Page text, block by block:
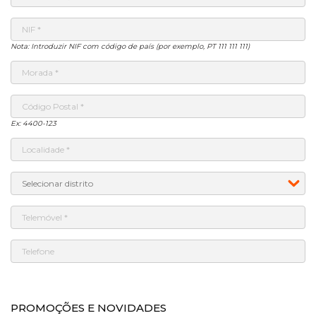
Nota: Introduzir NIF com código de país (por exemplo, PT 111 111 111)
Ex: 4400-123
PROMOÇÕES E NOVIDADES